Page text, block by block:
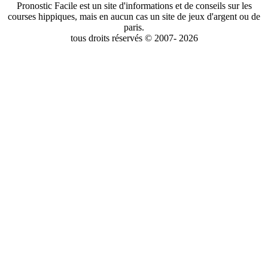
Pronostic Facile est un site d'informations et de conseils sur les
courses hippiques, mais en aucun cas un site de jeux d'argent ou de
paris.
tous droits réservés © 2007- 2026